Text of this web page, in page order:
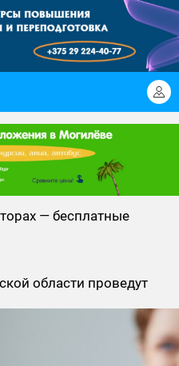
— бесплатные
области проведут